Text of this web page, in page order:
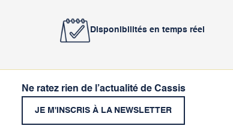
Disponibilités en temps réel
Ne ratez rien de l’actualité de Cassis
JE M'INSCRIS À LA NEWSLETTER